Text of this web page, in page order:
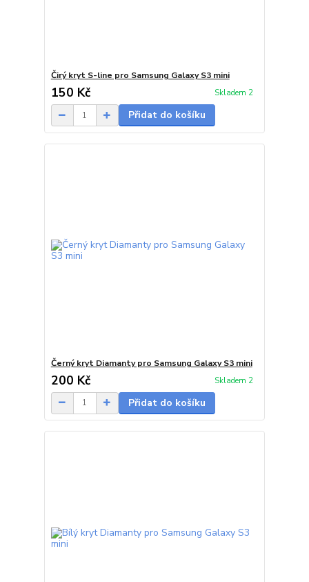
Čirý kryt S-line pro Samsung Galaxy S3 mini
150 Kč Skladem 2
Přidat do košíku
Černý kryt Diamanty pro Samsung Galaxy S3 mini
200 Kč Skladem 2
Přidat do košíku